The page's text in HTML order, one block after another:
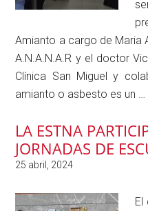
taller
sobre
gestión
de
y
economía
la
Amianto a cargo de Maria
A.N.A.N.A.R y el doctor
Clínica San Miguel y
amianto o asbesto es un …
LA ESTNA
JORNADAS DE
El